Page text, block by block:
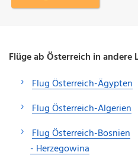
Flüge ab Österreich in andere
Flug Österreich-Ägypten
Flug Österreich-Algerien
Flug Österreich-Bosnien
- Herzegowina